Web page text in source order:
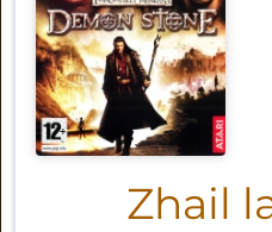
Zhail